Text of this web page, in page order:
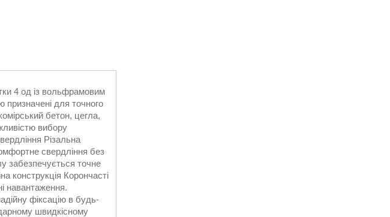
4 од із вольфрамовим
для точного
бетон, цегла,
вибору
Різальна
свердління без
забезпечується точне
конструкція Корончасті
навантаження.
фіксацію в будь-
швидкісному